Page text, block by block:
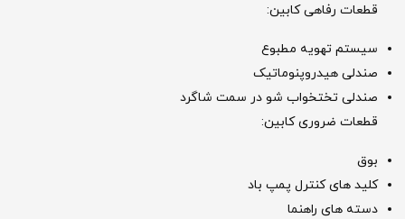
قطعات رفاهی کابین:
سیستم تهویه مطبوع
صندلی هیدروپنوماتیک
صندلی تختخواب شو در سمت شاگرد
قطعات ضروری کابین:
بوق
کلید های کنترل پمپ باد
دسته های راهنما